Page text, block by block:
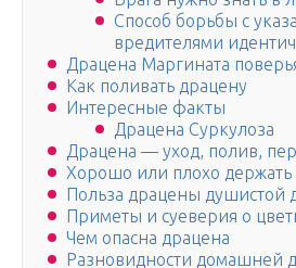
Способ борьбы с
вредителями
Драцена Маргината
Как поливать драцену
Интересные факты
Драцена Суркулоза
Драцена — уход, полив,
Хорошо или плохо держать
Польза драцены душистой
Приметы и суеверия о
Чем опасна драцена
Разновидности домашней